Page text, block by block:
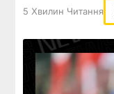
5 Хвилин Читання